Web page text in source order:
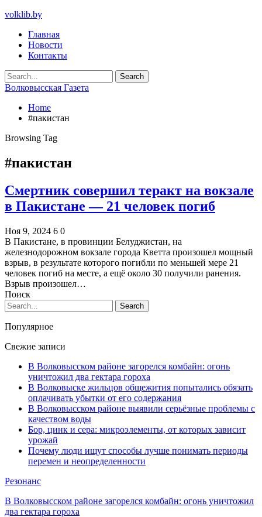
volklib.by
Главная
Новости
Контакты
Волковысская Газета
Home
#пакистан
Browsing Tag
#пакистан
Смертник совершил теракт на вокзале
в Пакистане — 21 человек погиб
Ноя 9, 2024 6 0
В Пакистане, в провинции Белуджистан, на
железнодорожном вокзале города Кветта произошел мощный
взрыв, в результате которого погибли по меньшей мере 21
человек погиб на месте, а ещё около 30 получили ранения.
Взрыв произошел…
Поиск
Популярное
Свежие записи
В Волковысском районе загорелся комбайн: огонь
уничтожил два гектара гороха
В Волковыске жильцов общежития попытались обязать
оплачивать убытки от его содержания
В Волковысском районе выявили серьёзные проблемы с
качеством воды
Бор, цинк и сера: микроэлементы, от которых зависит
урожай
Почему люди ищут способы лучше понимать периоды
перемен и неопределенности
Резонанс
В Волковысском районе загорелся комбайн: огонь уничтожил
два гектара гороха